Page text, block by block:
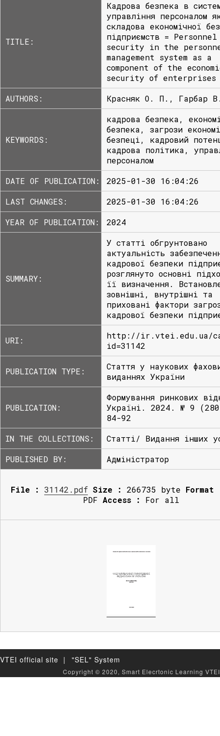
TITLE:
Кадрова безпека в
управління персоналом
складова економічної
підприємств = Personnel
security in the
management system as a
component of the
security of enterprises
AUTHORS:
Красняк О. П., Гарбар
KEYWORDS:
кадрова безпека,
безпека, загрози
безпеці, кадровий
кадрова політика,
персоналом
DATE OF PUBLICATION:
2025-01-30 16:04:26
LAST CHANGES:
2025-01-30 16:04:26
YEAR OF PUBLICATION:
2024
SUMMARY:
У статті обгрунтовано
актуальність
кадрової безпеки
розглянуто основні
її визначення.
зовнішні, внутрішні та
приховані фактори
кадрової безпеки
URI:
http://ir.vtei.edu.ua/
id=31142
PUBLICATION TYPE:
Стаття у наукових
виданнях України
PUBLICATION:
Формування ринкових
Україні. 2024. № 9
84-92
IN THE COLLECTIONS:
Статті/ Видання інших
PUBLISHED BY:
Адміністратор
File : 31142.pdf Size : 266735 byte Format
PDF Access : For all
VTEI official site | "SEL" System
Copyright © 2020, Smart Elecrtonic Learning VTEI